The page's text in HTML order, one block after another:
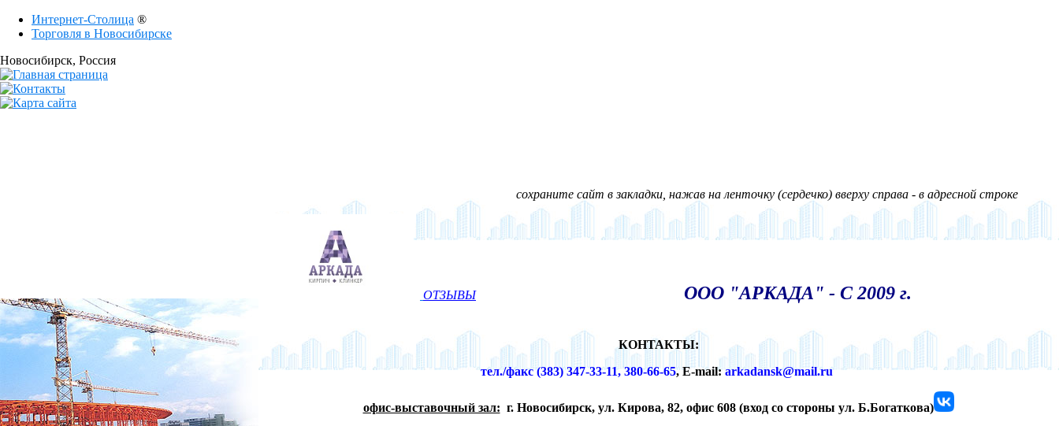
Интернет-Столица ®
Торговля в Новосибирске
Новосибирск, Россия
сохраните сайт в закладки, нажав на ленточку (сердечко) вверху справа - в адресной строке
ОТЗЫВЫ ООО "АРКАДА" - С 2009 г.
КОНТАКТЫ:
тел./факс (383) 347-33-11, 380-66-65,E-mail:arkadansk@mail.ru
офис-выставочный зал: г. Новосибирск, ул. Кирова, 82, офис 608 (вход со стороны ул. Б.Богаткова)